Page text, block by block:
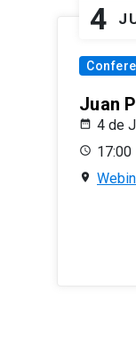
4
Juan
4 de
17:00